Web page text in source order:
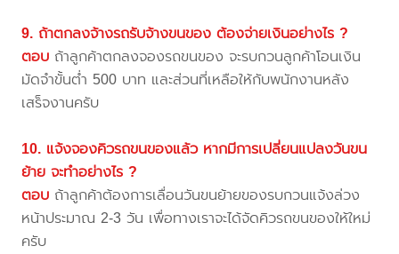
9. ถ้าตกลงจ้างรถรับจ้างขนของ ต้องจ่ายเงินอย่างไร ?
ตอบ ถ้าลูกค้าตกลงจองรถขนของ จะรบกวนลูกค้าโอนเงิน
มัดจำขั้นต่ำ 500 บาท และส่วนที่เหลือให้กับพนักงานหลัง
เสร็จงานครับ
10. แจ้งจองคิวรถขนของแล้ว หากมีการเปลี่ยนแปลงวันขน
ย้าย จะทำอย่างไร ?
ตอบ ถ้าลูกค้าต้องการเลื่อนวันขนย้ายของรบกวนแจ้งล่วง
หน้าประมาณ 2-3 วัน เพื่อทางเราจะได้จัดคิวรถขนของให้ใหม่
ครับ